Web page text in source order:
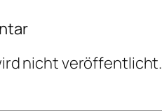
nicht veröffentlicht.